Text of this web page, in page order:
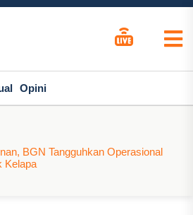
Opini
BGN Tangguhkan Operasional
Kelapa